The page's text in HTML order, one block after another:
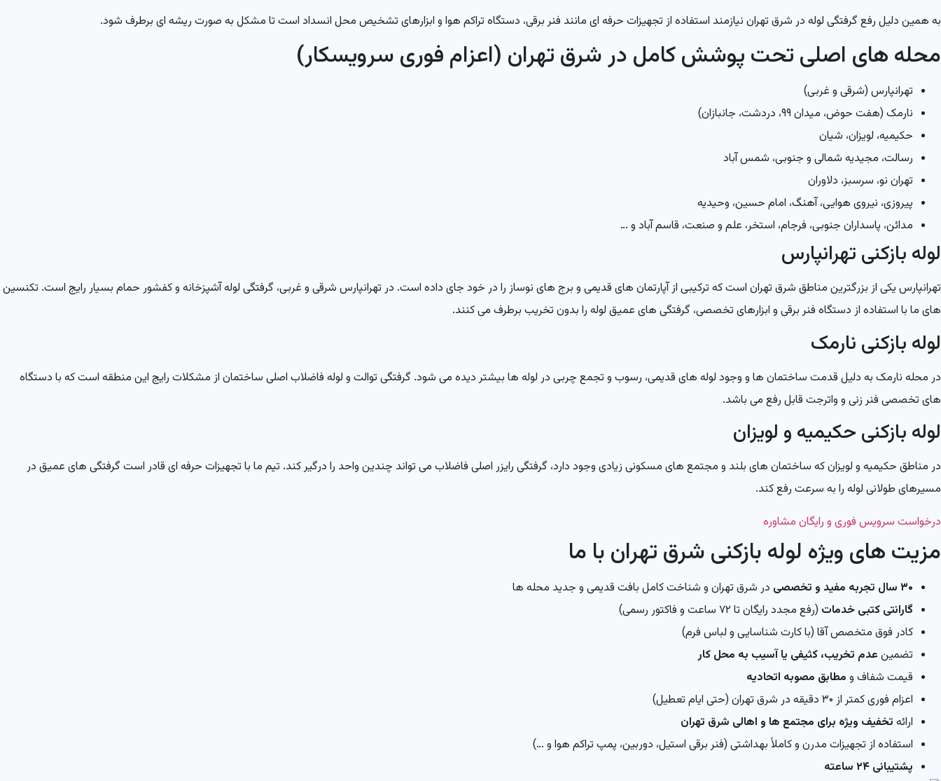
به همین دلیل رفع گرفتگی لوله در شرق تهران نیازمند استفاده از تجهیزات حرفه ای مانند فنر برقی، دستگاه تراکم هوا و ابزارهای تشخیص محل انسداد است تا مشکل به صورت ریشه ای برطرف شود.
محله های اصلی تحت پوشش کامل در شرق تهران (اعزام فوری سرویسکار)
تهرانپارس (شرقی و غربی)
نارمک (هفت حوض، میدان ۹۹، دردشت، جانبازان)
حکیمیه، لویزان، شیان
رسالت، مجیدیه شمالی و جنوبی، شمس آباد
تهران نو، سرسبز، دلاوران
پیروزی، نیروی هوایی، آهنگ، امام حسین، وحیدیه
مدائن، پاسداران جنوبی، فرجام، استخر، علم و صنعت، قاسم آباد و …
لوله بازکنی تهرانپارس
تهرانپارس یکی از بزرگترین مناطق شرق تهران است که ترکیبی از آپارتمان های قدیمی و برج های نوساز را در خود جای داده است. در تهرانپارس شرقی و غربی، گرفتگی لوله آشپزخانه و کفشور حمام بسیار رایج است. تکنسین
های ما با استفاده از دستگاه فنر برقی و ابزارهای تخصصی، گرفتگی های عمیق لوله را بدون تخریب برطرف می کنند.
لوله بازکنی نارمک
در محله نارمک به دلیل قدمت ساختمان ها و وجود لوله های قدیمی، رسوب و تجمع چربی در لوله ها بیشتر دیده می شود. گرفتگی توالت و لوله فاضلاب اصلی ساختمان از مشکلات رایج این منطقه است که با دستگاه
های تخصصی فنر زنی و واترجت قابل رفع می باشد.
لوله بازکنی حکیمیه و لویزان
در مناطق حکیمیه و لویزان که ساختمان های بلند و مجتمع های مسکونی زیادی وجود دارد، گرفتگی رایزر اصلی فاضلاب می تواند چندین واحد را درگیر کند. تیم ما با تجهیزات حرفه ای قادر است گرفتگی های عمیق در
مسیرهای طولانی لوله را به سرعت رفع کند.
درخواست سرویس فوری و رایگان مشاوره
مزیت های ویژه لوله بازکنی شرق تهران با ما
۳۰ سال تجربه مفید و تخصصی
در شرق تهران و شناخت کامل بافت قدیمی و جدید محله ها
گارانتی کتبی خدمات (رفع مجدد رایگان تا ۷۲ ساعت و فاکتور رسمی)
کادر فوق متخصص آقا (با کارت شناسایی و لباس فرم)
تضمین عدم تخریب، کثیفی یا آسیب به محل کار
قیمت شفاف و مطابق مصوبه اتحادیه
اعزام فوری کمتر از ۳۰ دقیقه در شرق تهران (حتی ایام تعطیل)
ارائه تخفیف ویژه برای مجتمع ها و اهالی شرق تهران
استفاده از تجهیزات مدرن و کاملاً بهداشتی (فنر برقی استیل، دوربین، پمپ تراکم هوا و …)
پشتیبانی ۲۴ ساعته